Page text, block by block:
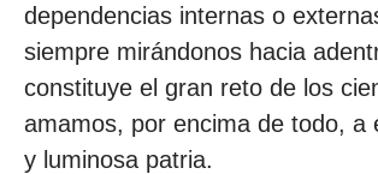
dependencias internas o
siempre mirándonos hacia
constituye el gran reto de los
amamos, por encima de todo, a
y luminosa patria.